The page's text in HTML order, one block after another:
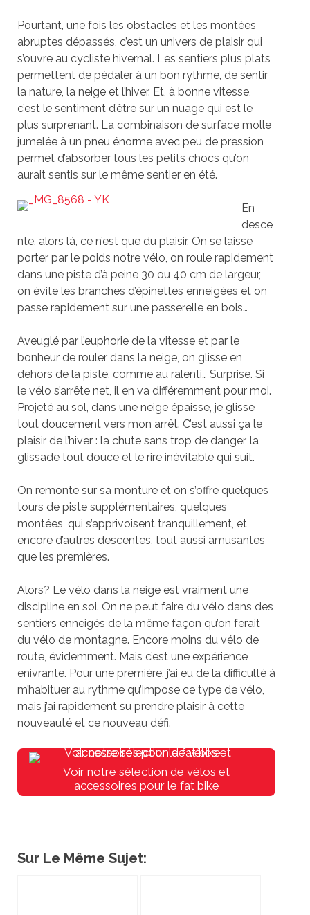
Pourtant, une fois les obstacles et les montées
abruptes dépassés, c’est un univers de plaisir qui
s’ouvre au cycliste hivernal. Les sentiers plus plats
permettent de pédaler à un bon rythme, de sentir
la nature, la neige et l’hiver. Et, à bonne vitesse,
c’est le sentiment d’être sur un nuage qui est le
plus surprenant. La combinaison de surface molle
jumelée à un pneu énorme avec peu de pression
permet d’absorber tous les petits chocs qu’on
aurait sentis sur le même sentier en été.
En
desce
nte, alors là, ce n’est que du plaisir. On se laisse
porter par le poids notre vélo, on roule rapidement
dans une piste d’à peine 30 ou 40 cm de largeur,
on évite les branches d’épinettes enneigées et on
passe rapidement sur une passerelle en bois…
Aveuglé par l’euphorie de la vitesse et par le
bonheur de rouler dans la neige, on glisse en
dehors de la piste, comme au ralenti… Surprise. Si
le vélo s’arrête net, il en va différemment pour moi.
Projeté au sol, dans une neige épaisse, je glisse
tout doucement vers mon arrêt. C’est aussi ça le
plaisir de l’hiver : la chute sans trop de danger, la
glissade tout douce et le rire inévitable qui suit.
On remonte sur sa monture et on s’offre quelques
tours de piste supplémentaires, quelques
montées, qui s’apprivoisent tranquillement, et
encore d’autres descentes, tout aussi amusantes
que les premières.
Alors? Le vélo dans la neige est vraiment une
discipline en soi. On ne peut faire du vélo dans des
sentiers enneigés de la même façon qu’on ferait
du vélo de montagne. Encore moins du vélo de
route, évidemment. Mais c’est une expérience
enivrante. Pour une première, j’ai eu de la difficulté à
m’habituer au rythme qu’impose ce type de vélo,
mais j’ai rapidement su prendre plaisir à cette
nouveauté et ce nouveau défi.
Voir notre sélection de vélos et
accessoires pour le fat bike
Sur Le Même Sujet: